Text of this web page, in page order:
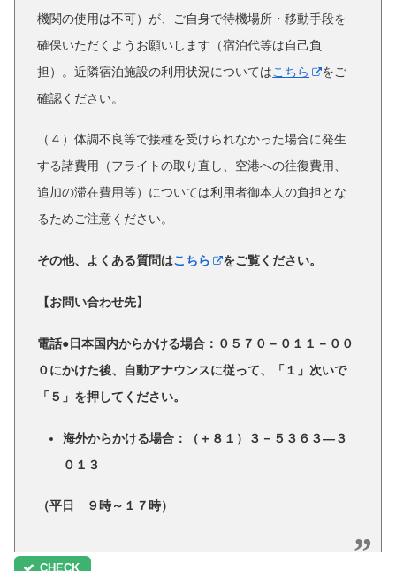
機関の使用は不可）が、ご自身で待機場所・移動手段を
確保いただくようお願いします（宿泊代等は自己負
担）。近隣宿泊施設の利用状況についてはこちら
をご
確認ください。
（４）体調不良等で接種を受けられなかった場合に発生
する諸費用（フライトの取り直し、空港への往復費用、
追加の滞在費用等）については利用者御本人の負担とな
るためご注意ください。
その他、よくある質問はこちら をご覧ください。
【お問い合わせ先】
電話●日本国内からかける場合：０５７０－０１１－００
０にかけた後、自動アナウンスに従って、「１」次いで
「５」を押してください。
海外からかける場合：（＋８１）３－５３６３―３
０１３
（平日 ９時～１７時）